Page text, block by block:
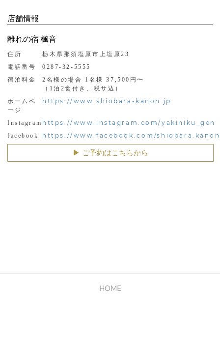
店舗情報
離れの宿 楓音
住所
栃木県那須塩原市上塩原23
電話番号
0287-32-5555
宿泊料金
2名様の場合 1名様 37,500円〜
（1泊2食付き、税サ込）
ホームペ
ージ
https://www.shiobara-kanon.jp
Instagram https://www.instagram.com/yakiniku_gen
facebook https://www.facebook.com/shiobara.kanon
▶︎ ご予約はこちらから
HOME